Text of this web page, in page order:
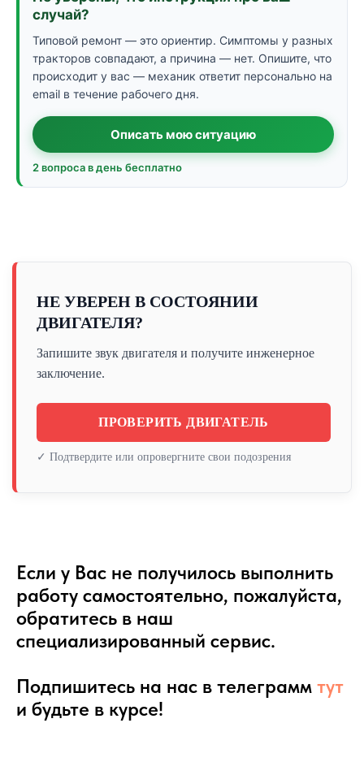
случай?
Типовой ремонт — это ориентир. Симптомы у разных
тракторов совпадают, а причина — нет. Опишите, что
происходит у вас — механик ответит персонально на
email в течение рабочего дня.
Описать мою ситуацию
2 вопроса в день бесплатно
НЕ УВЕРЕН В СОСТОЯНИИ
ДВИГАТЕЛЯ?
Запишите звук двигателя и получите инженерное
заключение.
ПРОВЕРИТЬ ДВИГАТЕЛЬ
✓ Подтвердите или опровергните свои подозрения
Если у Вас не получилось выполнить
работу самостоятельно, пожалуйста,
обратитесь в наш
специализированный сервис.
Подпишитесь на нас в телеграмм тут
и будьте в курсе!